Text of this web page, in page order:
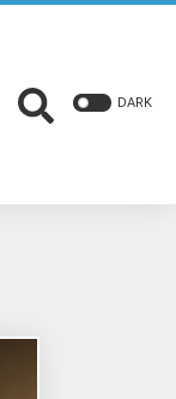
DARK